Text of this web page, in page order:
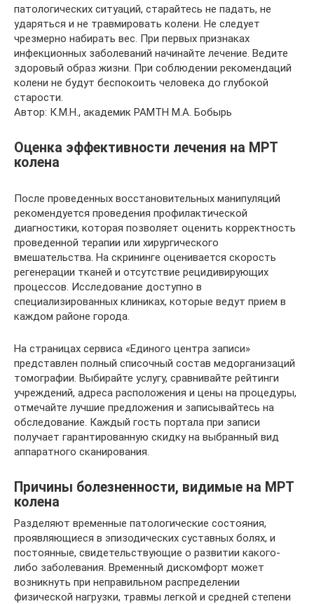
патологических ситуаций, старайтесь не падать, не
ударяться и не травмировать колени. Не следует
чрезмерно набирать вес. При первых признаках
инфекционных заболеваний начинайте лечение. Ведите
здоровый образ жизни. При соблюдении рекомендаций
колени не будут беспокоить человека до глубокой
старости.
Автор: К.М.Н., академик РАМТН М.А. Бобырь
Оценка эффективности лечения на МРТ
колена
После проведенных восстановительных манипуляций
рекомендуется проведения профилактической
диагностики, которая позволяет оценить корректность
проведенной терапии или хирургического
вмешательства. На скрининге оценивается скорость
регенерации тканей и отсутствие рецидивирующих
процессов. Исследование доступно в
специализированных клиниках, которые ведут прием в
каждом районе города.
На страницах сервиса «Единого центра записи»
представлен полный списочный состав медорганизаций
томографии. Выбирайте услугу, сравнивайте рейтинги
учреждений, адреса расположения и цены на процедуры,
отмечайте лучшие предложения и записывайтесь на
обследование. Каждый гость портала при записи
получает гарантированную скидку на выбранный вид
аппаратного сканирования.
Причины болезненности, видимые на МРТ
колена
Разделяют временные патологические состояния,
проявляющиеся в эпизодических суставных болях, и
постоянные, свидетельствующие о развитии какого-
либо заболевания. Временный дискомфорт может
возникнуть при неправильном распределении
физической нагрузки, травмы легкой и средней степени